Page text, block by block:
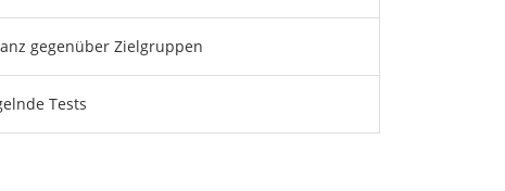
gegenüber Zielgruppen
Tests